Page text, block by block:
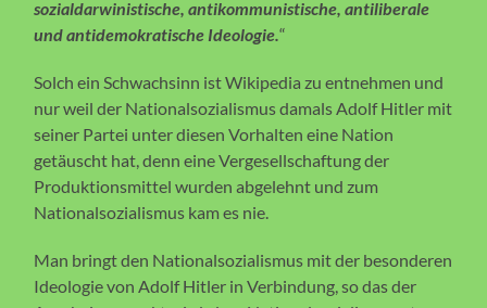
sozialdarwinistische, antikommunistische, antiliberale
und antidemokratische Ideologie.“
Solch ein Schwachsinn ist Wikipedia zu entnehmen und
nur weil der Nationalsozialismus damals Adolf Hitler mit
seiner Partei unter diesen Vorhalten eine Nation
getäuscht hat, denn eine Vergesellschaftung der
Produktionsmittel wurden abgelehnt und zum
Nationalsozialismus kam es nie.
Man bringt den Nationalsozialismus mit der besonderen
Ideologie von Adolf Hitler in Verbindung, so das der